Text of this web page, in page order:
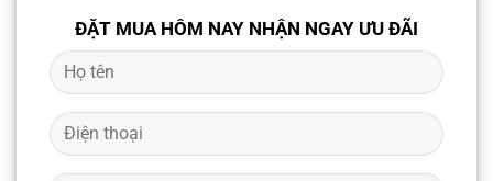
ĐẶT MUA HÔM NAY NHẬN NGAY ƯU ĐÃI